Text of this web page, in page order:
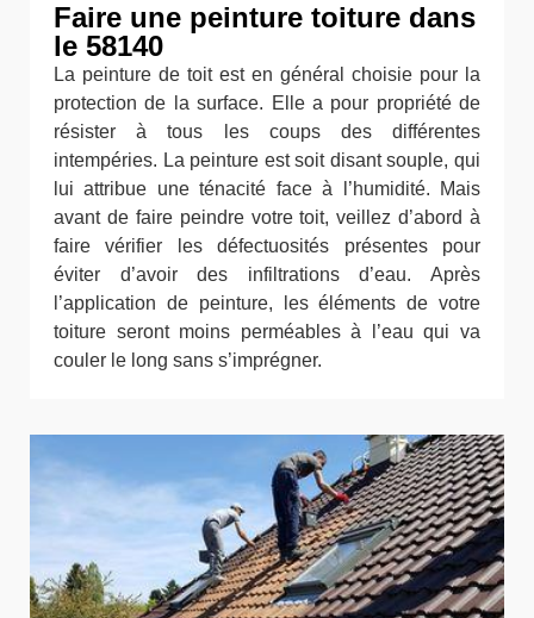
Faire une peinture toiture dans
le 58140
La peinture de toit est en général choisie pour la
protection de la surface. Elle a pour propriété de
résister à tous les coups des différentes
intempéries. La peinture est soit disant souple, qui
lui attribue une ténacité face à l’humidité. Mais
avant de faire peindre votre toit, veillez d’abord à
faire vérifier les défectuosités présentes pour
éviter d’avoir des infiltrations d’eau. Après
l’application de peinture, les éléments de votre
toiture seront moins perméables à l’eau qui va
couler le long sans s’imprégner.